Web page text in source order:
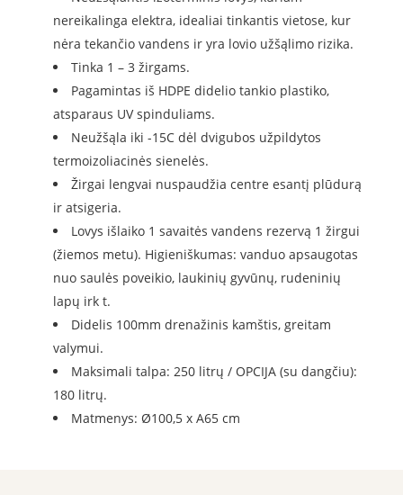
nereikalinga elektra, idealiai tinkantis vietose, kur
nėra tekančio vandens ir yra lovio užšąlimo rizika.
Tinka 1 – 3 žirgams.
Pagamintas iš HDPE didelio tankio plastiko,
atsparaus UV spinduliams.
Neužšąla iki -15C dėl dvigubos užpildytos
termoizoliacinės sienelės.
Žirgai lengvai nuspaudžia centre esantį plūdurą
ir atsigeria.
Lovys išlaiko 1 savaitės vandens rezervą 1 žirgui
(žiemos metu). Higieniškumas: vanduo apsaugotas
nuo saulės poveikio, laukinių gyvūnų, rudeninių
lapų irk t.
Didelis 100mm drenažinis kamštis, greitam
valymui.
Maksimali talpa: 250 litrų / OPCIJA (su dangčiu):
180 litrų.
Matmenys: Ø100,5 x A65 cm